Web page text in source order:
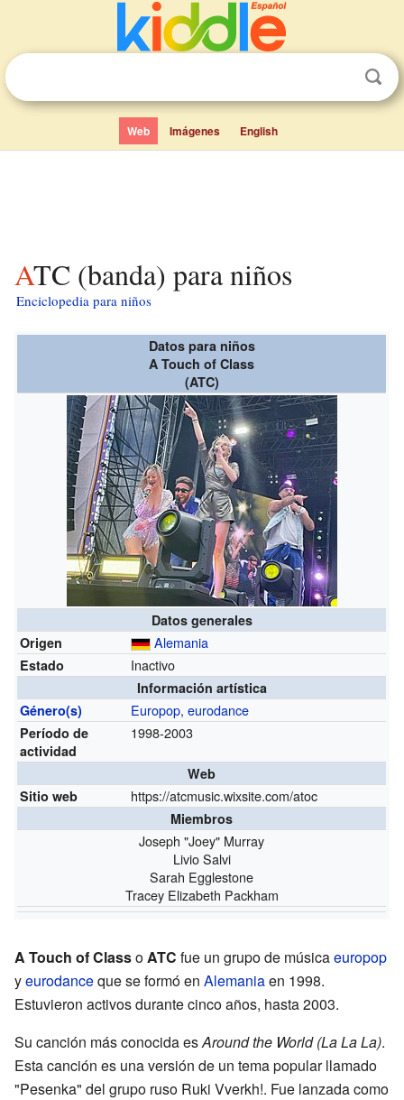
Web Imágenes English
ATC (banda) para niños
Enciclopedia para niños
Datos para niños
A Touch of Class
(ATC)
Datos generales
Origen
Alemania
Estado Inactivo
Información artística
Género(s)
Europop,eurodance
Período de
actividad
1998-2003
Web
Sitio web
https://atcmusic.wixsite.com/atoc
Miembros
Joseph "Joey" Murray
Livio Salvi
Sarah Egglestone
Tracey Elizabeth Packham
A Touch of ClassoATC fue un grupo de músicaeuropop
yeurodanceque se formó en Alemaniaen 1998.
Estuvieron activos durante cinco años, hasta 2003.
Su canción más conocida esAround the World (La La La).
Esta canción es una versión de un tema popular llamado
"Pesenka" del grupo ruso Ruki Vverkh!. Fue lanzada como